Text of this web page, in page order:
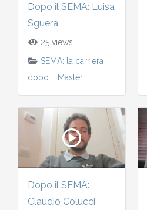
Dopo il SEMA: Luisa
Sguera
25 views
SEMA: la carriera
dopo il Master
Dopo il SEMA:
Claudio Colucci
2009-2010
2008-2009
2007-2008
2005-2006
2004-2005
Storia: 2015
Storia: 2010